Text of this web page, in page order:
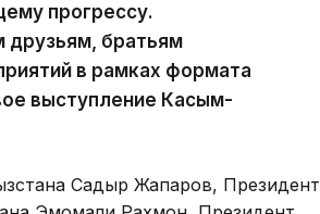
прогрессу.
друзьям, братьям
в рамках формата
выступление Касым-
Садыр Жапаров, Президент